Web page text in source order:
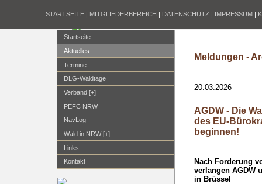
STARTSEITE | MITGLIEDERBEREICH | DATENSCHUTZ | IMPRESSUM |
Startseite
Aktuelles
Termine
DLG-Waldtage
Verband [+]
PEFC NRW
NavLog
Wald in NRW [+]
Links
Kontakt
Meldungen -
20.03.2026
AGDW - Die
des EU-
beginnen!
Nach Forderung
verlangen AGDW
in Brüssel